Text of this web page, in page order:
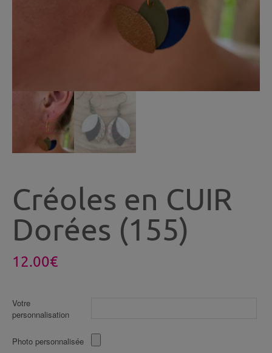
Créoles en CUIR
Dorées (155)
12.00€
Votre
personnalisation
Photo personnalisée